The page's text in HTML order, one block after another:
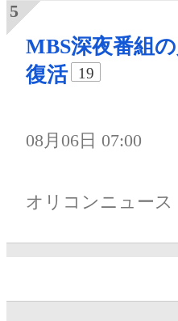
MBS深夜番組
復活
19
08月06日 07:00
オリコンニュース